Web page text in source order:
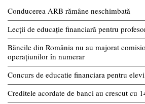
Conducerea ARB rămâne neschimbată
Lecții de educație financiară pentru
Băncile din România nu au majorat
operațiunilor în numerar
Concurs de educatie financiara pentru
Creditele acordate de banci au crescut cu